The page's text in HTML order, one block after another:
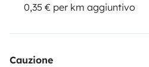
0,35 € per km aggiuntivo
Cauzione